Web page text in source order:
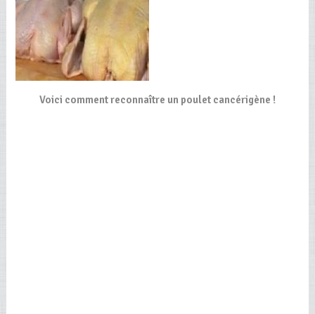
Voici comment reconnaître un poulet cancérigène !